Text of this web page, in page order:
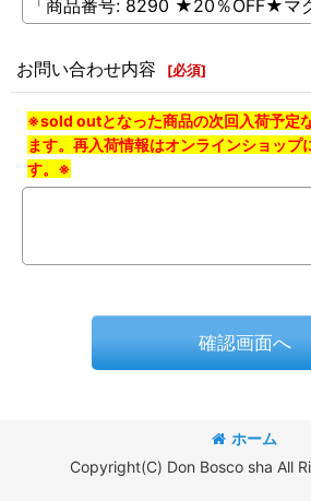
お問い合わせ内容 [必須]
※sold outとなった商品の次回入荷予定
ます。再入荷情報はオンラインショップ
す。※
確認画面へ
ホーム
Copyright(C) Don Bosco sha All